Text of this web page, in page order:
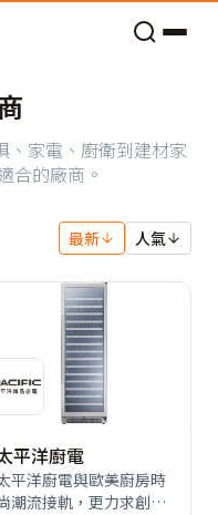
家電、廚衛到建材家
合的廠商。
最新 人氣
平洋廚電
平洋廚電與歐美廚房時
潮流接軌，更力求創新